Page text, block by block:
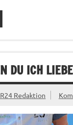
DU ICH
Redaktion